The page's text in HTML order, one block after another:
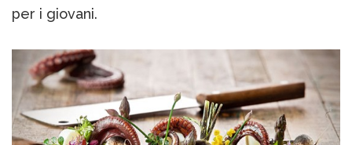
per i giovani.